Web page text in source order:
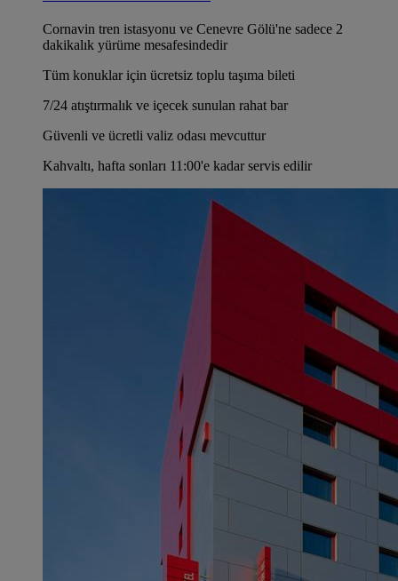
Cornavin tren istasyonu ve Cenevre Gölü'ne sadece 2
dakikalık yürüme mesafesindedir
Tüm konuklar için ücretsiz toplu taşıma bileti
7/24 atıştırmalık ve içecek sunulan rahat bar
Güvenli ve ücretli valiz odası mevcuttur
Kahvaltı, hafta sonları 11:00'e kadar servis edilir